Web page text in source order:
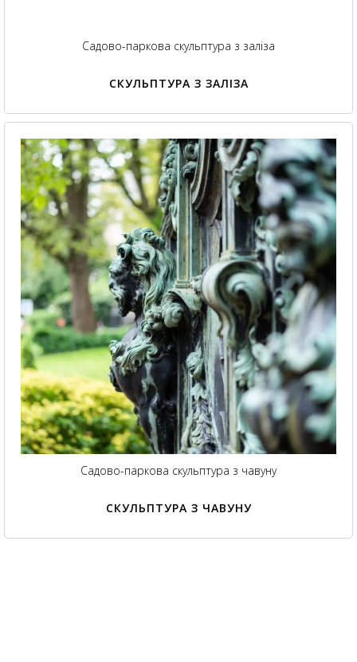
Садово-паркова скульптура з заліза
СКУЛЬПТУРА З ЗАЛІЗА
Садово-паркова скульптура з чавуну
СКУЛЬПТУРА З ЧАВУНУ